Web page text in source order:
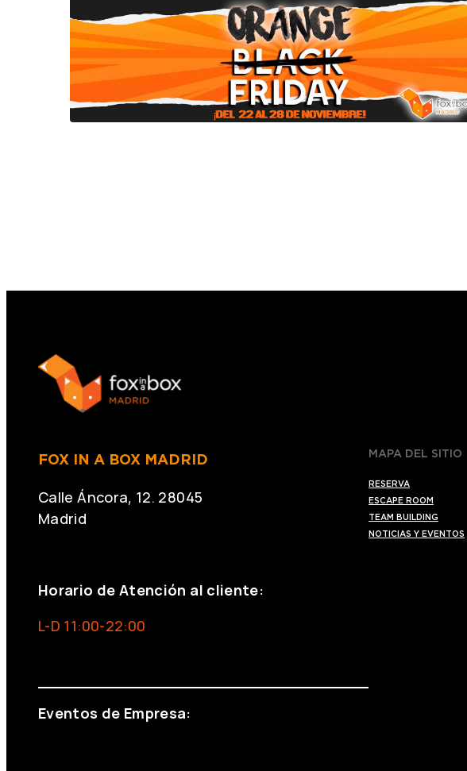
FOX IN A BOX MADRID
Calle Áncora, 12. 28045
Madrid
Horario de Atención al cliente:
L-D 11:00-22:00
Eventos de Empresa:
MAPA DEL SITIO
RESERVA
ESCAPE ROOM
TEAM BUILDING
NOTICIAS Y EVENTOS